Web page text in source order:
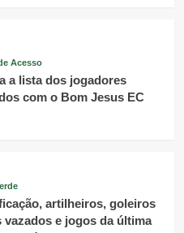
Acesso
a lista dos jogadores
com o Bom Jesus EC
artilheiros, goleiros
vazados e jogos da última